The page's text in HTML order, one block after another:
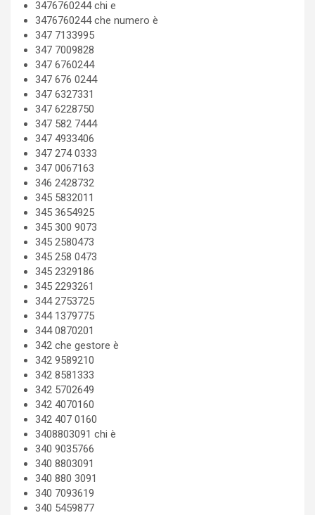
3476760244 chi e
3476760244 che numero è
347 7133995
347 7009828
347 6760244
347 676 0244
347 6327331
347 6228750
347 582 7444
347 4933406
347 274 0333
347 0067163
346 2428732
345 5832011
345 3654925
345 300 9073
345 2580473
345 258 0473
345 2329186
345 2293261
344 2753725
344 1379775
344 0870201
342 che gestore è
342 9589210
342 8581333
342 5702649
342 4070160
342 407 0160
3408803091 chi è
340 9035766
340 8803091
340 880 3091
340 7093619
340 5459877